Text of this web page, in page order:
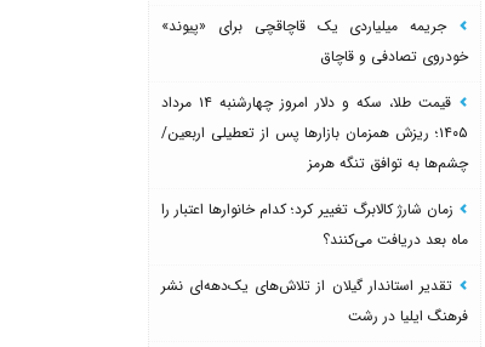
جریمه میلیاردی یک قاچاقچی برای «پیوند»
خودروی تصادفی و قاچاق
قیمت طلا، سکه و دلار امروز چهارشنبه ۱۴ مرداد
۱۴۰۵؛ ریزش همزمان بازارها پس از تعطیلی اربعین/
چشم‌ها به توافق تنگه هرمز
زمان شارژ کالابرگ تغییر کرد؛ کدام خانوارها اعتبار را
ماه بعد دریافت می‌کنند؟
تقدیر استاندار گیلان از تلاش‌های یک‌دهه‌ای نشر
فرهنگ ایلیا در رشت